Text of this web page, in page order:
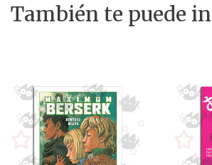
También te puede